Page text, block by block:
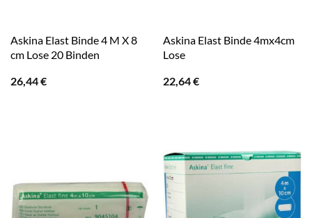
Askina Elast Binde 4 M X 8
cm Lose 20 Binden
26,44€
Askina Elast Binde 4mx4cm
Lose
22,64€